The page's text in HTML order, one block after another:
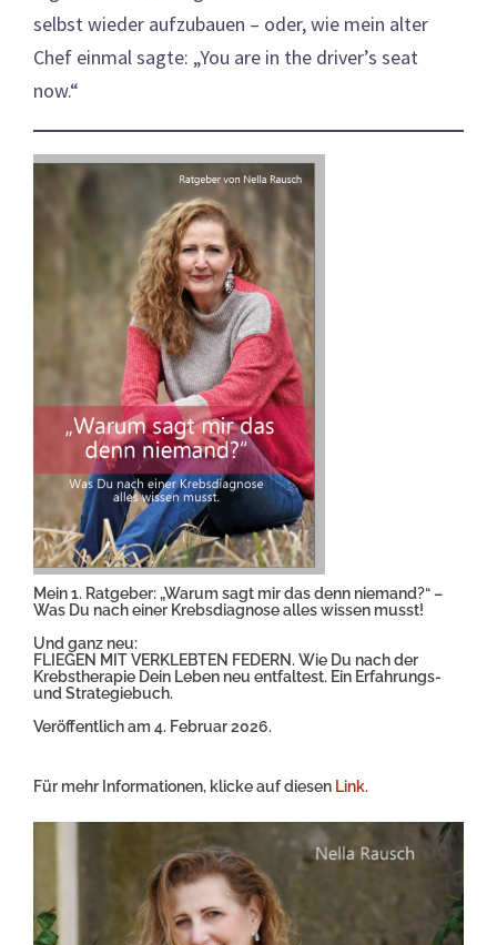
selbst wieder aufzubauen – oder, wie mein alter
Chef einmal sagte: „You are in the driver’s seat
now.“
Mein 1. Ratgeber: „Warum sagt mir das denn niemand?“ –
Was Du nach einer Krebsdiagnose alles wissen musst!
Und ganz neu:
FLIEGEN MIT VERKLEBTEN FEDERN. Wie Du nach der
Krebstherapie Dein Leben neu entfaltest. Ein Erfahrungs-
und Strategiebuch.
Veröffentlich am 4. Februar 2026.
Für mehr Informationen, klicke auf diesen Link.